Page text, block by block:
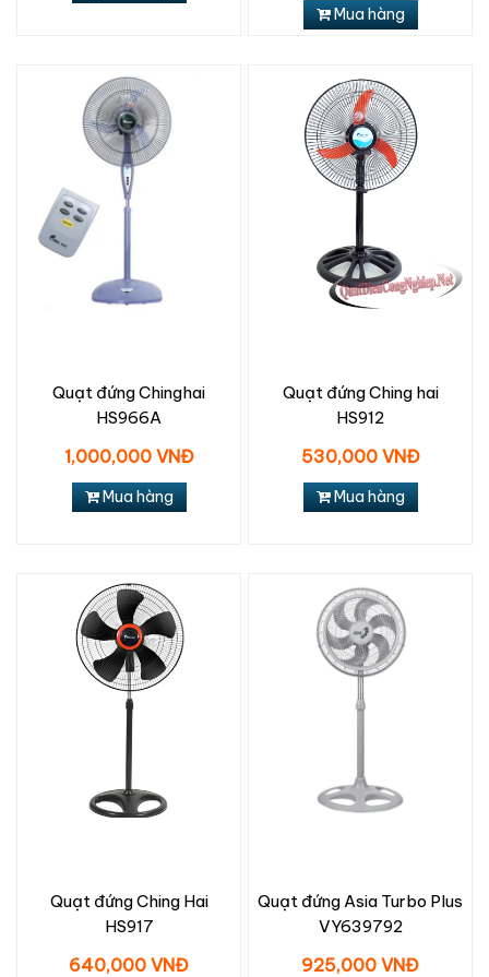
Mua hàng
Quạt đứng Chinghai
HS966A
1,000,000 VNĐ
Mua hàng
Quạt đứng Ching hai
HS912
530,000 VNĐ
Mua hàng
Quạt đứng Ching Hai
HS917
640,000 VNĐ
Quạt đứng Asia Turbo Plus
VY639792
925,000 VNĐ